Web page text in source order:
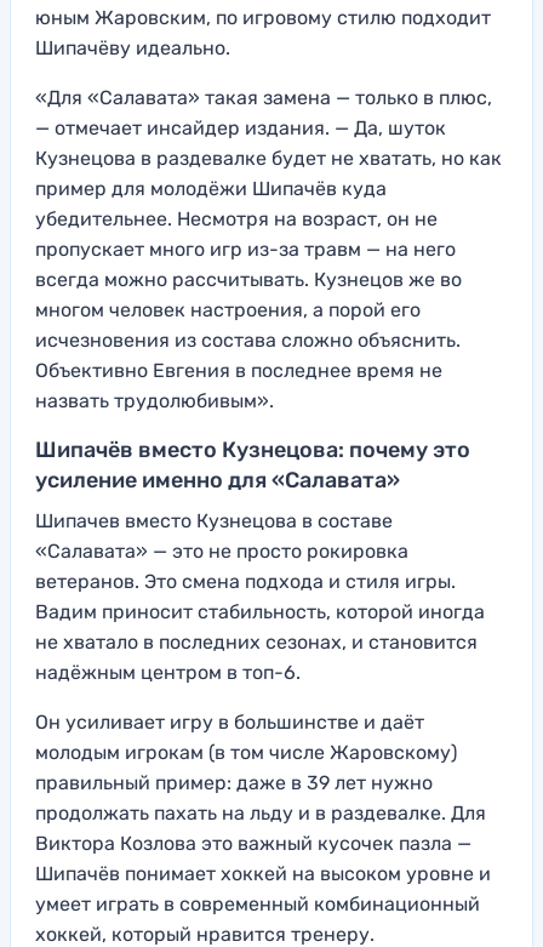
юным Жаровским, по игровому стилю подходит
Шипачёву идеально.
«Для «Салавата» такая замена — только в плюс,
— отмечает инсайдер издания. — Да, шуток
Кузнецова в раздевалке будет не хватать, но как
пример для молодёжи Шипачёв куда
убедительнее. Несмотря на возраст, он не
пропускает много игр из-за травм — на него
всегда можно рассчитывать. Кузнецов же во
многом человек настроения, а порой его
исчезновения из состава сложно объяснить.
Объективно Евгения в последнее время не
назвать трудолюбивым».
Шипачёв вместо Кузнецова: почему это
усиление именно для «Салавата»
Шипачев вместо Кузнецова в составе
«Салавата» — это не просто рокировка
ветеранов. Это смена подхода и стиля игры.
Вадим приносит стабильность, которой иногда
не хватало в последних сезонах, и становится
надёжным центром в топ-6.
Он усиливает игру в большинстве и даёт
молодым игрокам (в том числе Жаровскому)
правильный пример: даже в 39 лет нужно
продолжать пахать на льду и в раздевалке. Для
Виктора Козлова это важный кусочек пазла —
Шипачёв понимает хоккей на высоком уровне и
умеет играть в современный комбинационный
хоккей, который нравится тренеру.